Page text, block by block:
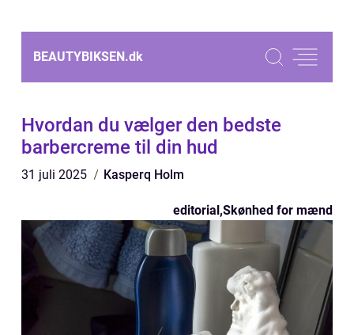
BEAUTYBIKSEN.dk
Hvordan du vælger den bedste
barbercreme til din hud
31 juli 2025 Kasperq Holm
editorial,Skønhed for mænd